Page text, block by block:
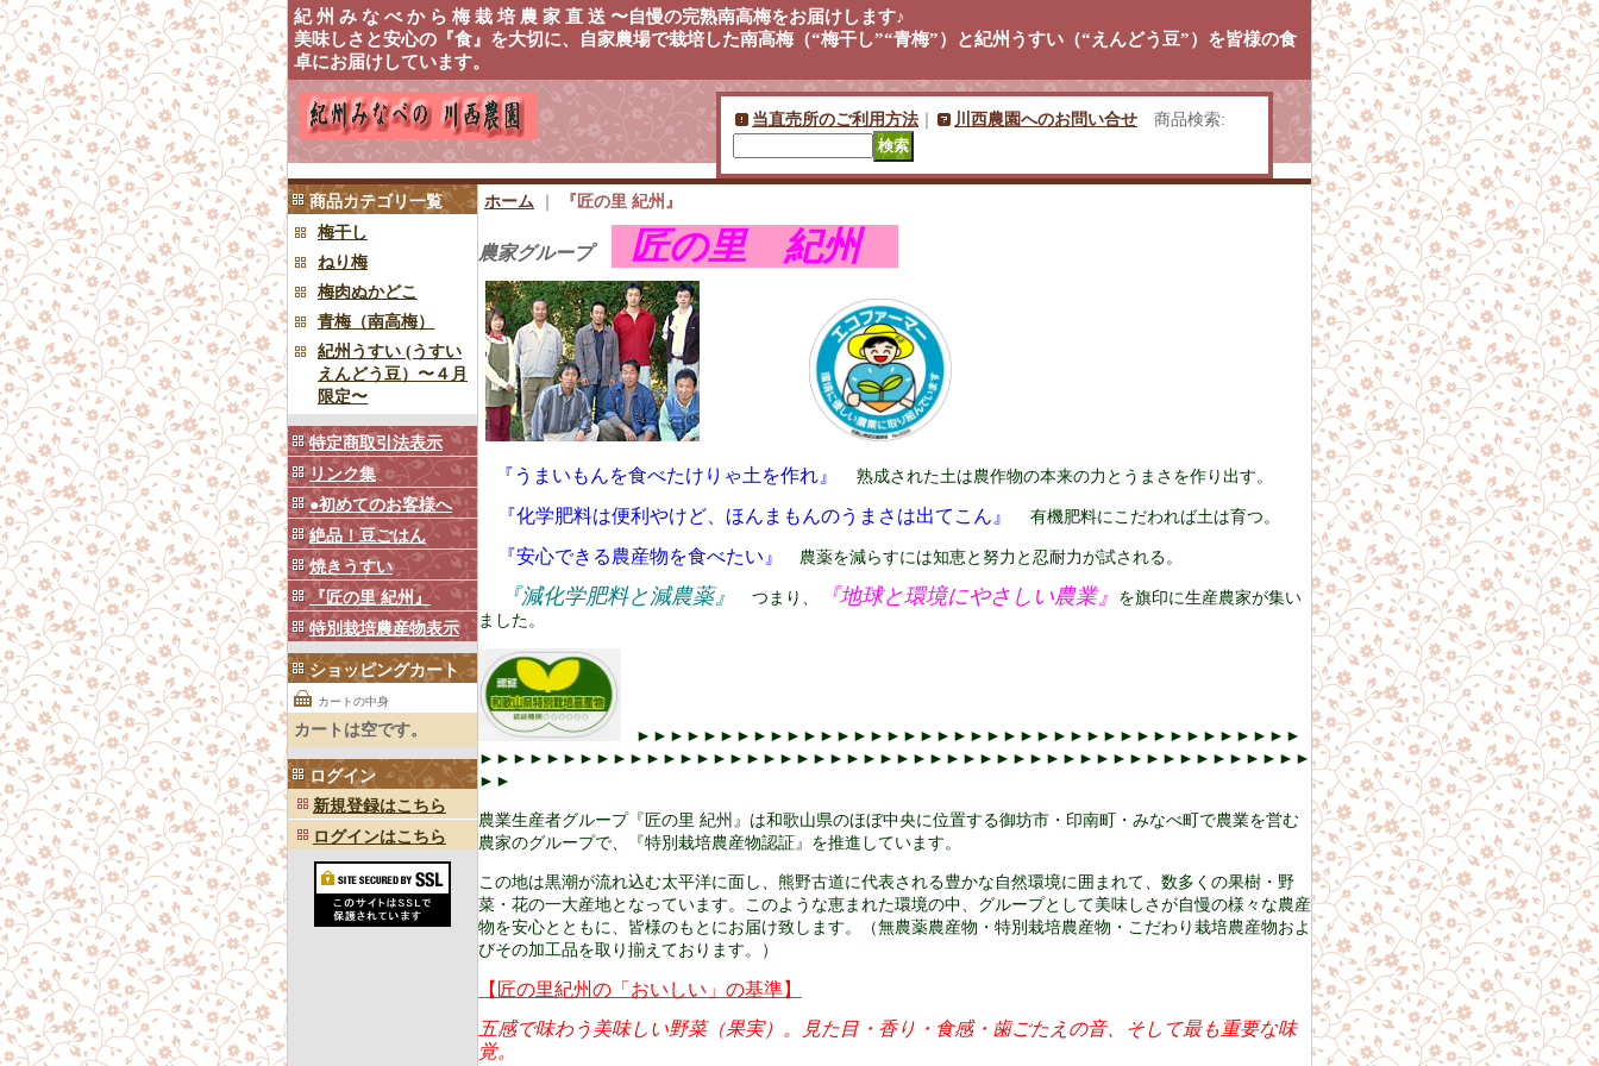
紀 州 み な べ か ら 梅 栽 培 農 家 直 送 〜自慢の完熟南高梅をお届けします♪
美味しさと安心の『食』を大切に、自家農場で栽培した南高梅（“梅干し”“青梅”）と紀州うすい（“えんどう豆”）を皆様の食
卓にお届けしています。
当直売所のご利用方法 川西農園へのお問い合せ 商品検索:
商品カテゴリ一覧
梅干し
ねり梅
梅肉ぬかどこ
青梅（南高梅）
紀州うすい (うすい
えんどう豆）〜４月
限定〜
特定商取引法表示
リンク集
●初めてのお客様へ
絶品！豆ごはん
焼きうすい
『匠の里 紀州』
特別栽培農産物表示
ショッピングカート
カートの中身
カートは空です。
ログイン
新規登録はこちら
ログインはこちら
ホーム 『匠の里 紀州』
農家グループ 匠の里 紀州
『うまいもんを食べたけりゃ土を作れ』 熟成された土は農作物の本来の力とうまさを作り出す。
『化学肥料は便利やけど、ほんまもんのうまさは出てこん』 有機肥料にこだわれば土は育つ。
『安心できる農産物を食べたい』 農薬を減らすには知恵と努力と忍耐力が試される。
『減化学肥料と減農薬』 つまり 、 『地球と環境にやさしい農業』
を旗印に生産農家が集い
ました。
►►►►►►►►►►►►►►►►►►►►►►►►►►►►►►►►►►►►►►►►
►►►►►►►►►►►►►►►►►►►►►►►►►►►►►►►►►►►►►►►►►►►►►►►►►►
►►
農業生産者グループ『匠の里 紀州』は和歌山県のほぼ中央に位置する御坊市・印南町・みなべ町で農業を営む
農家のグループで、『特別栽培農産物認証』を推進しています。
この地は黒潮が流れ込む太平洋に面し、熊野古道に代表される豊かな自然環境に囲まれて、数多くの果樹・野
菜・花の一大産地となっています。 このような恵まれた環境の中、グループとして美味しさが自慢の様々な農産
物を安心とともに、皆様のもとにお届け致します。（無農薬農産物・特別栽培農産物・こだわり栽培農産物およ
びその加工品を取り揃えております。）
【匠の里紀州の「おいしい」の基準】
五感で味わう美味しい野菜（果実）。
見た目・香り・食感・歯ごたえの音、そして最も重要な味
覚。